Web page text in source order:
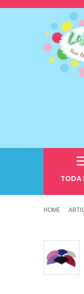
TODA